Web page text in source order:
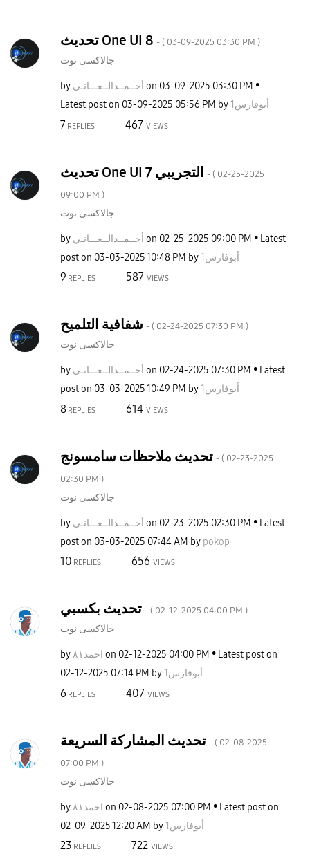
تحديث One UI 8 - ( ‎03-09-2025 03:30 PM )
جالاكسى نوت
by أحــمــدالــعـــانـي on ‎03-09-2025 03:30 PM
Latest post on ‎03-09-2025 05:56 PM by أبوفارس1
7 REPLIES 467 VIEWS
- ( ‎02-25-2025
09:00 PM )
جالاكسى نوت
by أحــمــدالــعـــانـي on ‎02-25-2025 09:00 PM
Latest
post on ‎03-03-202510:48 PM by أبوفارس1
9 REPLIES 587 VIEWS
- ( ‎02-24-2025 07:30 PM )
جالاكسى نوت
by أحــمــدالــعـــانـي on ‎02-24-2025 07:30 PM
Latest
post on ‎03-03-202510:49 PM by أبوفارس1
8REPLIES 614 VIEWS
تحديث ملاحظات سامسونج - ( ‎02-23-2025
02:30 PM )
جالاكسى نوت
by أحــمــدالــعـــانـي on ‎02-23-2025 02:30 PM
Latest
post on ‎03-03-2025 07:44 AM by pokop
10 REPLIES 656 VIEWS
تحديث بكسبي - ( ‎02-12-2025 04:00 PM )
جالاكسى نوت
by احمد٨١ on ‎02-12-2025 04:00 PM
Latest post on
‎02-12-2025 07:14 PM by أبوفارس1
6 REPLIES 407 VIEWS
تحديث المشاركة السريعة - ( ‎02-08-2025
07:00 PM )
جالاكسى نوت
by احمد٨١ on ‎02-08-2025 07:00 PM
Latest post on
‎02-09-202512:20 AM by أبوفارس1
23 REPLIES 722 VIEWS